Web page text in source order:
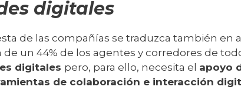
digitales
de las compañías se traduzca también en
un 44% de los agentes y corredores de
digitales pero, para ello, necesita el apoyo
de colaboración e interacción